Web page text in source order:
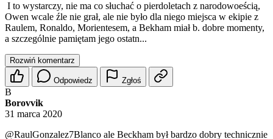
I to wystarczy, nie ma co słuchać o pierdoletach z narodowoeścią,
Owen wcale źle nie grał, ale nie było dla niego miejsca w ekipie z
Raulem, Ronaldo, Morientesem, a Bekham miał b. dobre momenty,
a szczególnie pamiętam jego ostatn...
Rozwiń komentarz
Odpowiedz Zgłoś
B
Borovvik
31 marca 2020
@RaulGonzalez7Blanco ale Beckham był bardzo dobry technicznie